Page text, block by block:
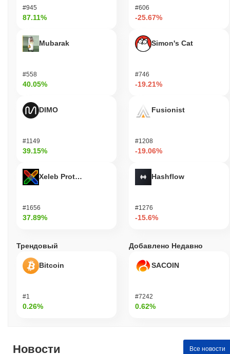
#945
87.11%
Mubarak
#558
40.05%
DIMO
#1149
39.15%
Xeleb Protocol
#1656
37.89%
#606
-25.67%
Simon's Cat
#746
-19.21%
Fusionist
#1208
-19.06%
Hashflow
#1276
-15.6%
Трендовый
Bitcoin
#1
0.26%
Добавлено Недавно
SACOIN
#7242
0.62%
Новости Все новости